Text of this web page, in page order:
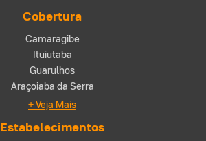
Cobertura
Camaragibe
Ituiutaba
Guarulhos
Araçoiaba da Serra
+ Veja Mais
Estabelecimentos